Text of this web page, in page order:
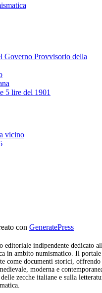
Provvisorio della
5 lire del 1901
vicino
con GeneratePress
editoriale indipendente dedicato
in ambito numismatico. Il portale
come documenti storici, offrendo
moderna e
zecche italiane e sulla